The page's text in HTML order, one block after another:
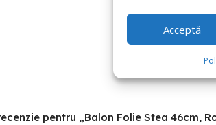
Acceptă
pentru „Balon Folie Stea 46cm,